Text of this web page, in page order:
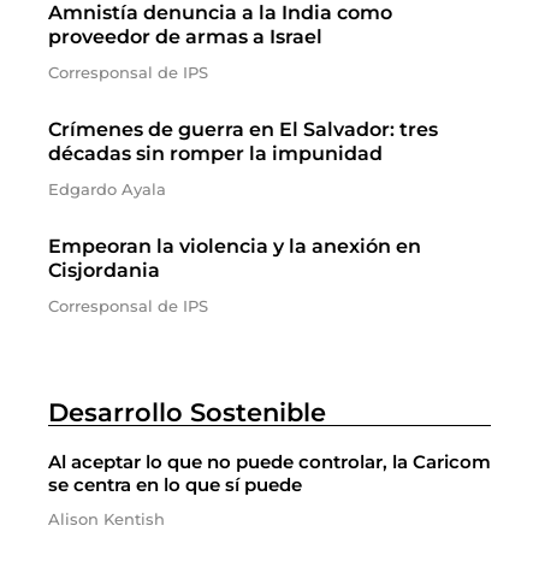
Amnistía denuncia a la India como
proveedor de armas a Israel
Corresponsal de IPS
Crímenes de guerra en El Salvador: tres
décadas sin romper la impunidad
Edgardo Ayala
Empeoran la violencia y la anexión en
Cisjordania
Corresponsal de IPS
Desarrollo Sostenible
Al aceptar lo que no puede controlar, la Caricom
se centra en lo que sí puede
Alison Kentish